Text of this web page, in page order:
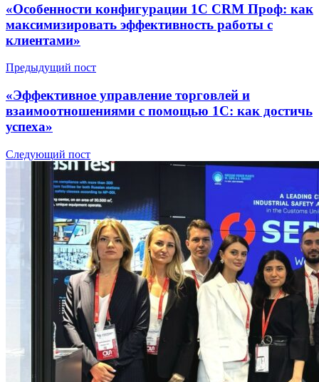
«Особенности конфигурации 1C CRM Проф: как
максимизировать эффективность работы с
клиентами»
Предыдущий пост
«Эффективное управление торговлей и
взаимоотношениями с помощью 1C: как достичь
успеха»
Следующий пост